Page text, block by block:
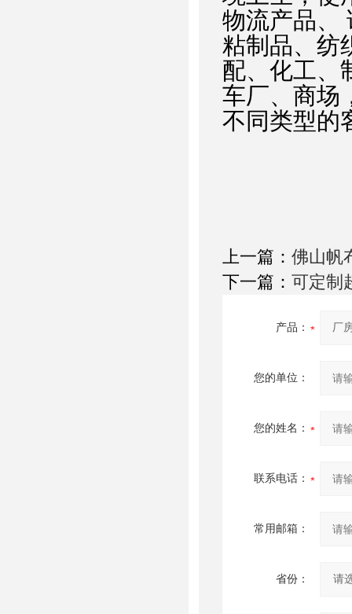
物流产品、
粘制品、纺
配、化工、
车厂、商场
不同类型的
上一篇： 佛山帆
下一篇： 可定制
产品：
您的单位：
您的姓名：
联系电话：
常用邮箱：
省份：